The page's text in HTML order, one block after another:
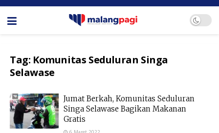
Tag: Komunitas Seduluran Singa
Selawase
Jumat Berkah, Komunitas Seduluran
Singa Selawase Bagikan Makanan
Gratis